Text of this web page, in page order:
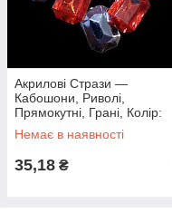
Акрилові Стрази —
Кабошони, Риволі,
Прямокутні, Грані, Колір:
Червоний, 18х13х5мм, (10
шт.)
Немає в наявності
35,18 ₴